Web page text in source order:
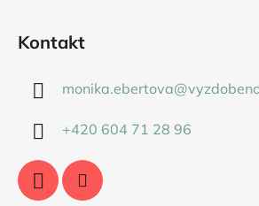
Kontakt
monika.ebertova@
+420 604 71 28 96